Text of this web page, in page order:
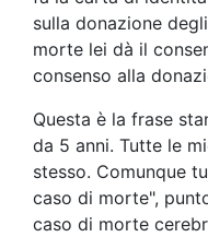
sulla donazione
morte lei dà il
consenso alla
Questa è la frase
da 5 anni. Tutte le
stesso. Comunque
caso di morte",
caso di morte